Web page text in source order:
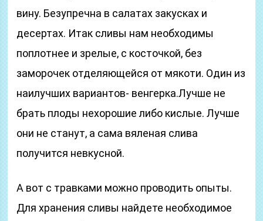
вину. Безупречна в салатах закусках и
десертах. Итак сливы нам необходимы
поплотнее и зрелые, с косточкой, без
заморочек отделяющейся от мякоти. Один из
наилучших вариантов- венгерка.Лучше не
брать плоды нехорошие либо кислые. Лучше
они не станут, а сама вяленая слива
получится невкусной.
А вот с травками можно проводить опыты.
Для хранения сливы найдете необходимое